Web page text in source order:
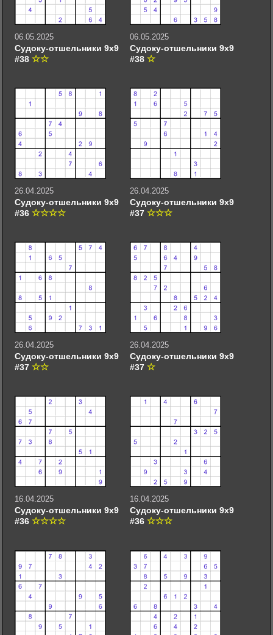
06.05.2025
Судоку-отшельники 9х9
#38
06.05.2025
Судоку-отшельники 9х9
#38
26.04.2025
Судоку-отшельники 9х9
#36
26.04.2025
Судоку-отшельники 9х9
#37
26.04.2025
Судоку-отшельники 9х9
#37
26.04.2025
Судоку-отшельники 9х9
#37
16.04.2025
Судоку-отшельники 9х9
#36
16.04.2025
Судоку-отшельники 9х9
#36